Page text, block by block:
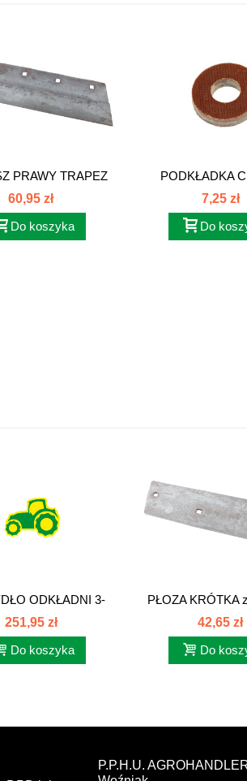
PRAWY TRAPEZ
1023-N
60,95 zł
Do koszyka
PODKŁADKA
7,25 zł
Do
ODKŁADNI 3-
SKI....
251,95 zł
Do koszyka
PŁOZA KRÓTKA
1023020080
42,65 zł
Do
P.P.H.U.